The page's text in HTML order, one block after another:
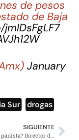
de pesos
de Baja
January
Sur drogas
SIGUIENTE
¿Twitter es panista? Director dio taller al PAN para usar la red en elecciones de 2018